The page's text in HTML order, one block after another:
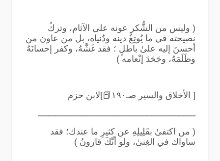
( وليس من الشُّكر عونه على الآثام، وتركُ
نصيحته في ما يُوتِغُ دينه ودُنياه، بل من عاون من
أحسنَ إليه علىٰ باطلٍ ؛ فقد غَشَّهُ، وكفر إحسانَهُ
وظَلَمَهُ، وجَحَدَ إنْعامه)
[ الأخلاق والسير صـ١٩٠ 📕]لابن حزم
ــــــــــــــــــــــــــــــــــــــــــــــــــــــــــــــــ
( من اكتفىٰ بقَلِيلِهِ عن كثيرِ ما عندك؛ فقد
ساواك في الغِنىٰ، ولو أنَّكَ قارونُ )